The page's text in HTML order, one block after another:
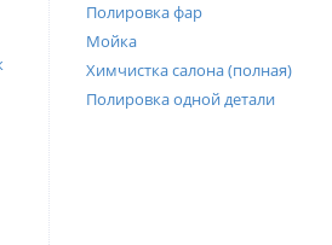
Полировка фар
Мойка
Химчистка салона (полная)
Полировка одной детали